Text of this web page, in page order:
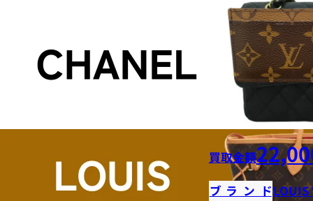
買取金額
ブランドLOUIS